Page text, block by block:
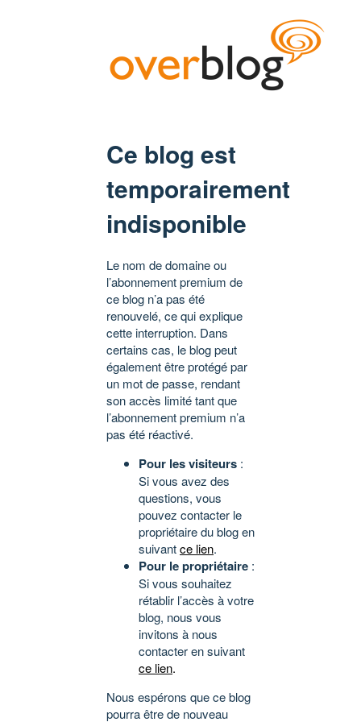
Ce blog est
temporairement
indisponible
Le nom de domaine ou
l’abonnement premium de
ce blog n’a pas été
renouvelé, ce qui explique
cette interruption. Dans
certains cas, le blog peut
également être protégé par
un mot de passe, rendant
son accès limité tant que
l’abonnement premium n’a
pas été réactivé.
Pour les visiteurs :
Si vous avez des
questions, vous
pouvez contacter le
propriétaire du blog en
suivantce lien.
Pour le propriétaire :
Si vous souhaitez
rétablir l’accès à votre
blog, nous vous
invitons à nous
contacter en suivant
ce lien.
Nous espérons que ce blog
pourra être de nouveau